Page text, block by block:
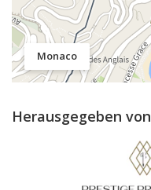
Monaco
Herausgegeben von